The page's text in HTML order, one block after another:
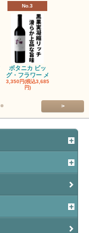
No.3
ボタニカ ビッ
グ・フラワー メ
3,350円(税込3,685
円)
>